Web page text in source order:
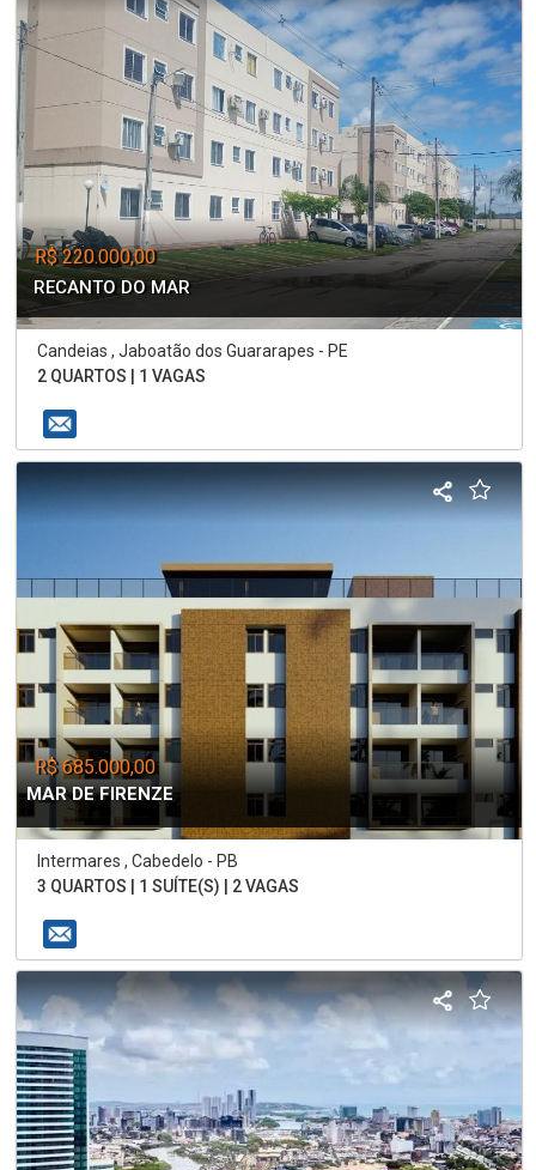
R$ 220.000,00
RECANTO DO MAR
Candeias , Jaboatão dos Guararapes - PE
2 QUARTOS | 1 VAGAS
R$ 685.000,00
MAR DE FIRENZE
Intermares , Cabedelo - PB
3 QUARTOS | 1 SUÍTE(S) | 2 VAGAS